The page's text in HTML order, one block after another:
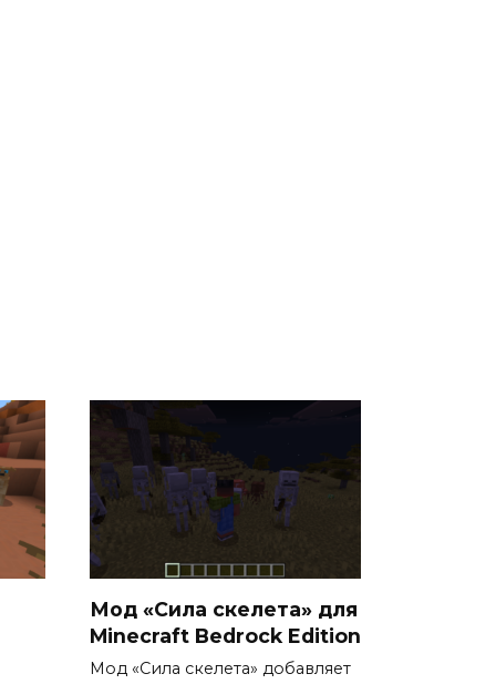
Мод «Сила скелета» для
Minecraft Bedrock Edition
Мод «Сила скелета» добавляет